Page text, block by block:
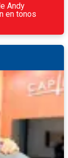
Andy
en tonos